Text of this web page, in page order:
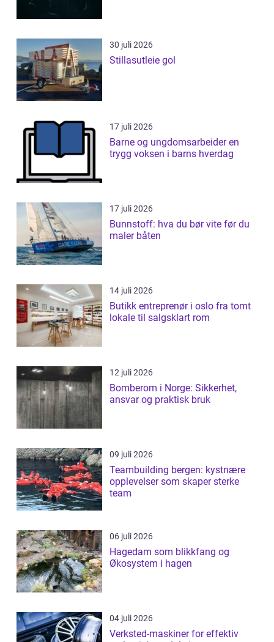
30 juli 2026
Stillasutleie gol
17 juli 2026
Barne og ungdomsarbeider en
trygg voksen i barns hverdag
17 juli 2026
Bunnstoff: hva du bør vite før du
maler båten
14 juli 2026
Butikk entreprenør i oslo fra tomt
lokale til salgsklart rom
12 juli 2026
Bomberom i Norge: Sikkerhet,
ansvar og praktisk bruk
09 juli 2026
Teambuilding bergen: kystnære
opplevelser som skaper sterke
team
06 juli 2026
Hagedam som blikkfang og
Økosystem i hagen
04 juli 2026
Verksted-maskiner for effektiv